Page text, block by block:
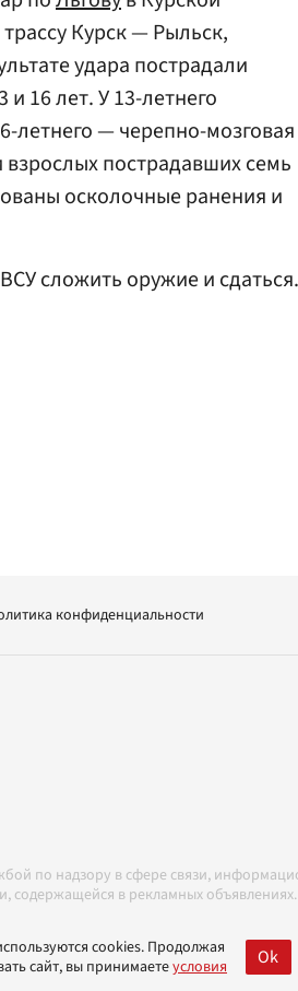
Курск — Рыльск,
удара пострадали
16 лет. У 13-летнего
летнего — черепно-мозговая
пострадавших семь
осколочные ранения и
ВСУ сложить оружие и сдаться.
конфиденциальности
по надзору в сфере связи,
содержащейся в рекламных
с Правилами
cookies. Продолжая
сайт, вы принимаетеусловия Ok